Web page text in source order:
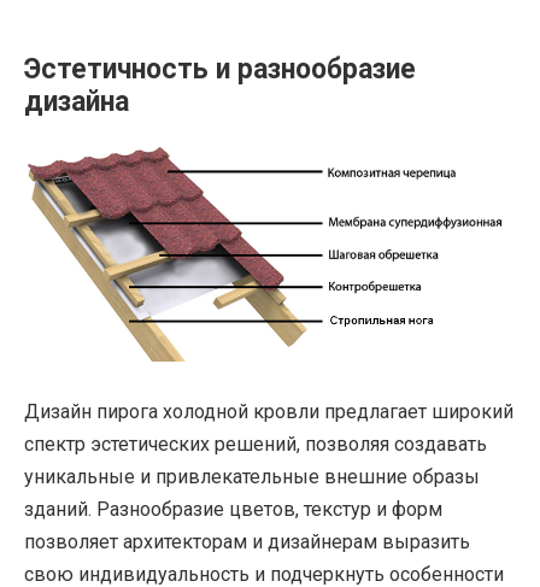
Эстетичность и разнообразие
дизайна
Дизайн пирога холодной кровли предлагает широкий
спектр эстетических решений, позволяя создавать
уникальные и привлекательные внешние образы
зданий. Разнообразие цветов, текстур и форм
позволяет архитекторам и дизайнерам выразить
свою индивидуальность и подчеркнуть особенности